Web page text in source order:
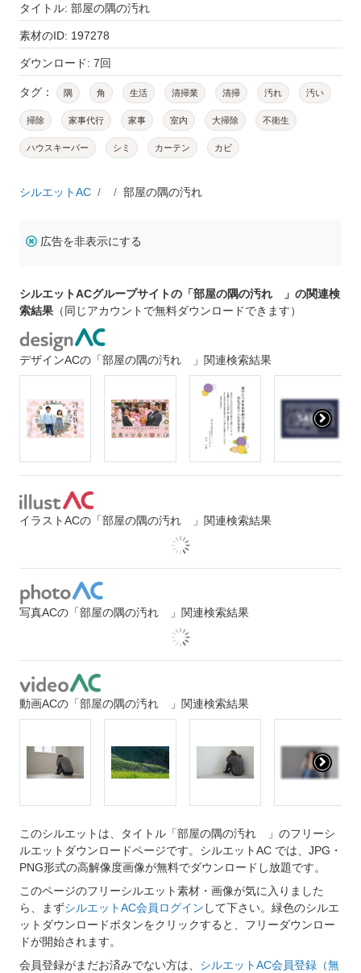
タイトル: 部屋の隅の汚れ
素材のID: 197278
ダウンロード: 7回
タグ： 隅 角 生活 清掃業 清掃 汚れ 汚い
掃除 家事代行 家事 室内 大掃除 不衛生
ハウスキーパー シミ カーテン カビ
シルエットAC 部屋の隅の汚れ
広告を非表示にする
シルエットACグループサイトの「部屋の隅の汚れ 」の関連検
索結果 （同じアカウントで無料ダウンロードできます）
デザインACの「部屋の隅の汚れ 」関連検索結果
イラストACの「部屋の隅の汚れ 」関連検索結果
写真ACの「部屋の隅の汚れ 」関連検索結果
動画ACの「部屋の隅の汚れ 」関連検索結果
このシルエットは、タイトル「部屋の隅の汚れ 」のフリーシ
ルエットダウンロードページです。シルエットAC では、JPG・
PNG形式の高解像度画像が無料でダウンロードし放題です。
このページのフリーシルエット素材・画像が気に入りました
ら、まずシルエットAC会員ログイン して下さい。緑色のシルエ
ットダウンロードボタンをクリックすると、フリーダウンロー
ドが開始されます。
会員登録がまだお済みでない方は、 シルエットAC会員登録（無